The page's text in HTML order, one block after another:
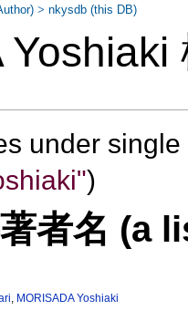
under
)
者名 (a
, MORISADA Yoshiaki
>nkysdb (this DB)